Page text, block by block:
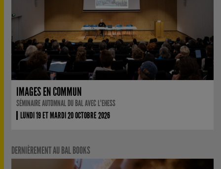
IMAGES EN COMMUN
SÉMINAIRE AUTOMNAL DU BAL AVEC L'EHESS
LUNDI 19 ET MARDI 20 OCTOBRE 2026
DERNIÈREMENT AU BAL BOOKS